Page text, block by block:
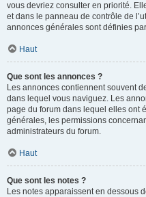
vous devriez consulter en priorité.
et dans le panneau de contrôle de
annonces générales sont définies
Haut
Que sont les annonces ?
Les annonces contiennent souvent
dans lequel vous naviguez. Les
page du forum dans lequel elles ont
générales, les permissions
administrateurs du forum.
Haut
Que sont les notes ?
Les notes apparaissent en dessous